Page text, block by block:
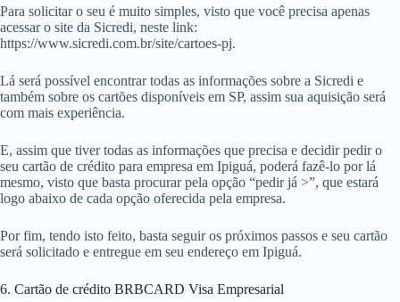
Para solicitar o seu é muito simples, visto que você precisa apenas
acessar o site da Sicredi, neste link:
https://www.sicredi.com.br/site/cartoes-pj.
Lá será possível encontrar todas as informações sobre a Sicredi e
também sobre os cartões disponíveis em SP, assim sua aquisição será
com mais experiência.
E, assim que tiver todas as informações que precisa e decidir pedir o
seu cartão de crédito para empresa em Ipiguá, poderá fazê-lo por lá
mesmo, visto que basta procurar pela opção “pedir já >”, que estará
logo abaixo de cada opção oferecida pela empresa.
Por fim, tendo isto feito, basta seguir os próximos passos e seu cartão
será solicitado e entregue em seu endereço em Ipiguá.
6. Cartão de crédito BRBCARD Visa Empresarial